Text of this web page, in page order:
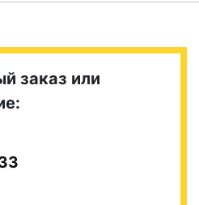
заказ или